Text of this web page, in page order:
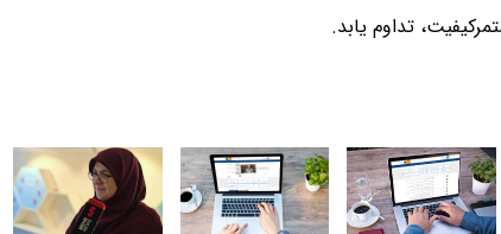
تداوم یابد.